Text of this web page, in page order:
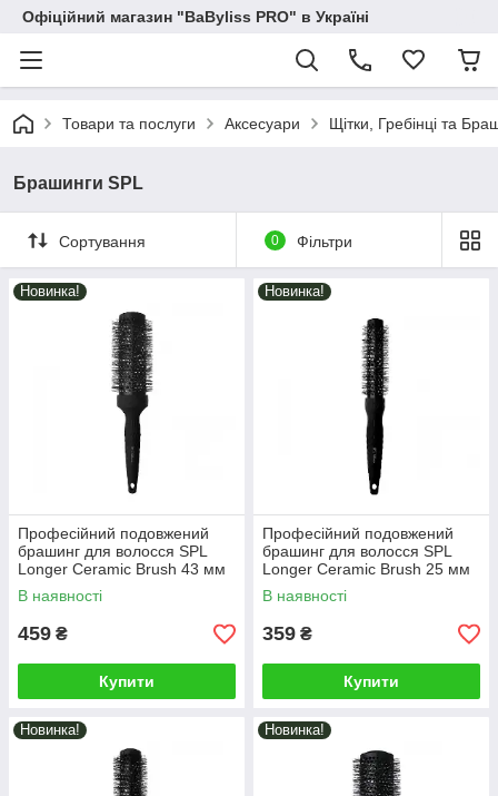
Офіційний магазин "BaByliss PRO" в Україні
Товари та послуги Аксесуари Щітки, Гребінці та
Брашинги SPL
Сортування 0 Фільтри
Новинка!
Професійний подовжений
брашинг для волосся SPL
Longer Ceramic Brush 43 мм
(77143)
В наявності
459 ₴
Купити
Новинка!
Професійний подовжений
брашинг для волосся SPL
Longer Ceramic Brush 25 мм
(77125)
В наявності
359 ₴
Купити
Новинка! Новинка!